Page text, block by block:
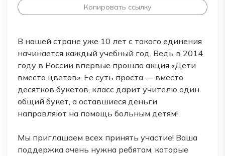
Копировать ссылку
В нашей стране уже 10 лет с такого единения
начинается каждый учебный год. Ведь в 2014
году в России впервые прошла акция «Дети
вместо цветов». Ее суть проста — вместо
десятков букетов, класс дарит учителю один
общий букет, а оставшиеся деньги
направляют на помощь больным детям!
Мы приглашаем всех принять участие! Ваша
поддержка очень нужна ребятам, которые